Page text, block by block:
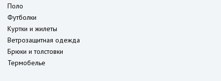
Поло
Футболки
Куртки и жилеты
Ветрозащитная одежда
Брюки и толстовки
Термобелье